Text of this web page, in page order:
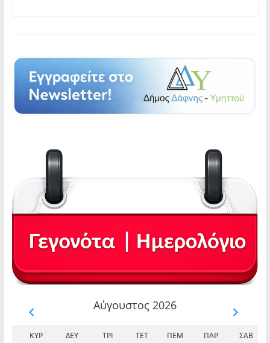
Αύγουστος 2026
ΚΥΡ ΔΕΥ ΤΡΊ ΤΕΤ ΠΈΜ ΠΑΡ ΣΆΒ